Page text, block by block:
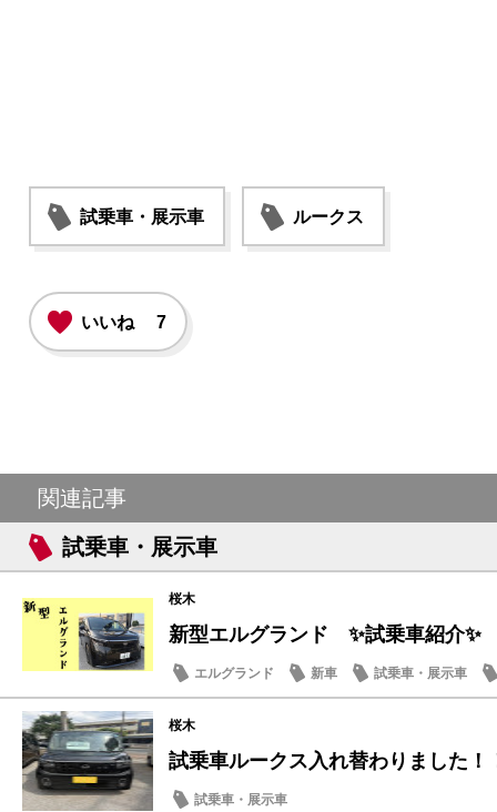
試乗車・展示車 ルークス
いいね 7
関連記事
試乗車・展示車
桜木
新型エルグランド ✨試乗車紹介✨
エルグランド 新車 試乗車・展示車
桜木
試乗車ルークス入れ替わりました！
試乗車・展示車